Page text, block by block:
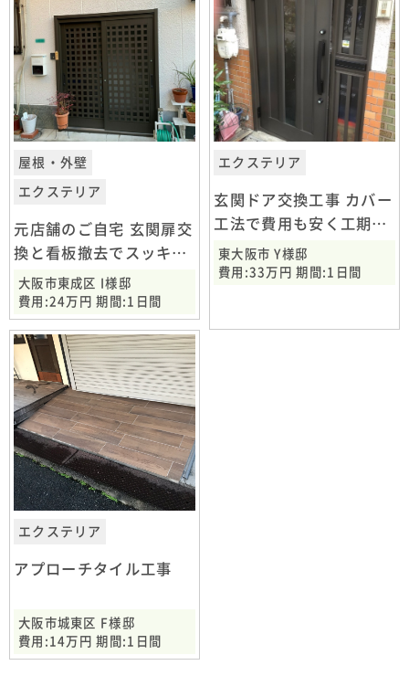
屋根・外壁
エクステリア
元店舗のご自宅 玄関扉交
換と看板撤去でスッキリ
大阪市東成区
大阪市東成区 I様邸
費用:24万円 期間:1日間
エクステリア
玄関ドア交換工事 カバー
工法で費用も安く工期も
1日
東大阪市 Y様邸
費用:33万円 期間:1日間
エクステリア
アプローチタイル工事
大阪市城東区 F様邸
費用:14万円 期間:1日間